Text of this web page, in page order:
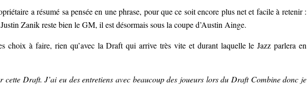
a résumé sa pensée en une phrase, pour que ce soit encore plus net et facile à retenir :
Zanik reste bien le GM, il est désormais sous la coupe d’Austin Ainge.
choix à faire, rien qu’avec la Draft qui arrive très vite et durant laquelle le Jazz parlera en
cette Draft. J’ai eu des entretiens avec beaucoup des joueurs lors du Draft Combine donc je